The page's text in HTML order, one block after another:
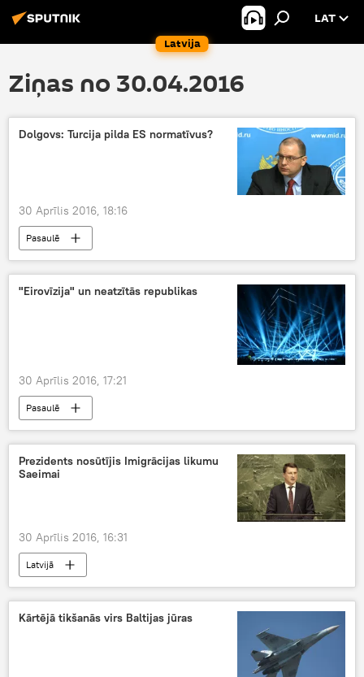
Latvija
LAT
Ziņas no 30.04.2016
Dolgovs: Turcija pilda ES normatīvus?
30 Aprīlis 2016, 18:16
Pasaulē
"Eirovīzija" un neatzītās republikas
30 Aprīlis 2016, 17:21
Pasaulē
Prezidents nosūtījis Imigrācijas likumu
Saeimai
30 Aprīlis 2016, 16:31
Latvijā
Kārtējā tikšanās virs Baltijas jūras